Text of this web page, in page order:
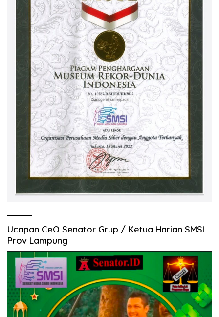
Ucapan CeO Senator Grup / Ketua Harian SMSI
Prov Lampung